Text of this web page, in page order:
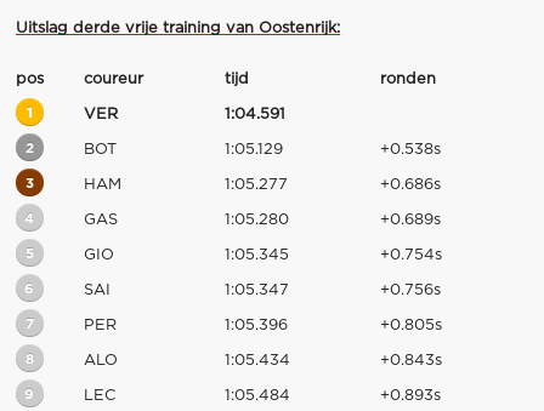
Uitslag derde vrije training van Oostenrijk:
pos coureur tijd ronden
1 VER 1:04.591
2 BOT 1:05.129 +0.538s
3 HAM 1:05.277 +0.686s
4 GAS 1:05.280 +0.689s
5 GIO 1:05.345 +0.754s
6 SAI 1:05.347 +0.756s
7 PER 1:05.396 +0.805s
8 ALO 1:05.434 +0.843s
9 LEC 1:05.484 +0.893s